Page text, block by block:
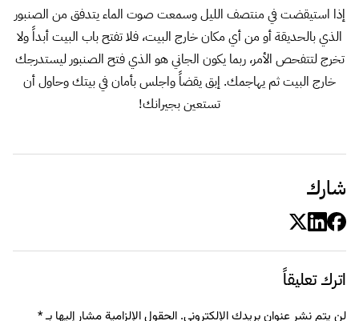
إذا استيقضت في منتصف الليل وسمعت صوت الماء يتدفق من الصنبور
الذي بالحديقة أو من أي مكان خارج البيت، فلا تفتح باب البيت أبداً ولا
تخرج لتتفحص الأمر، ربما يكون الجاني هو الذي فتح الصنبور ليستدرجك
خارج البيت ثم يهاجمك. إبق يقضاً واجلس بأمان في بيتك وحاول أن
تستعين بجيرانك!
شارك
اترك تعليقاً
لن يتم نشر عنوان بريدك الإلكتروني. الحقول الإلزامية مشار إليها بـ*